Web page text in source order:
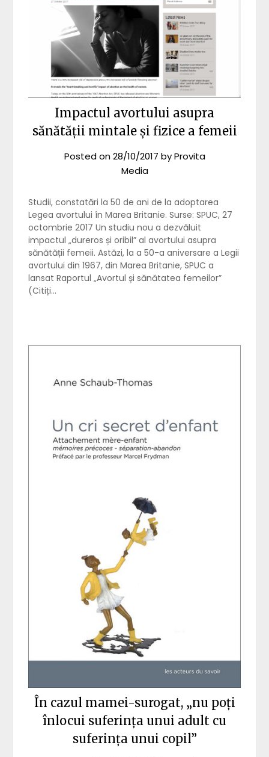
Impactul avortului asupra
sănătății mintale și fizice a femeii
Posted on28/10/2017 byProvita
Media
Studii, constatări la 50 de ani de la adoptarea
Legea avortului în Marea Britanie. Surse: SPUC, 27
octombrie 2017 Un studiu nou a dezvăluit
impactul „dureros și oribil” al avortului asupra
sănătății femeii. Astăzi, la a 50-a aniversare a Legii
avortului din 1967, din Marea Britanie, SPUC a
lansat Raportul „Avortul și sănătatea femeilor”
(Citiți…
În cazul mamei-surogat, „nu poți
înlocui suferința unui adult cu
suferința unui copil”